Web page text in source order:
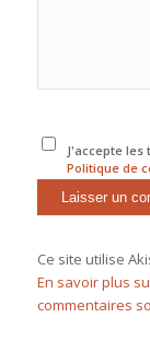
J'accepte les
Politique de
Ce site utilise
En savoir plus
commentaires